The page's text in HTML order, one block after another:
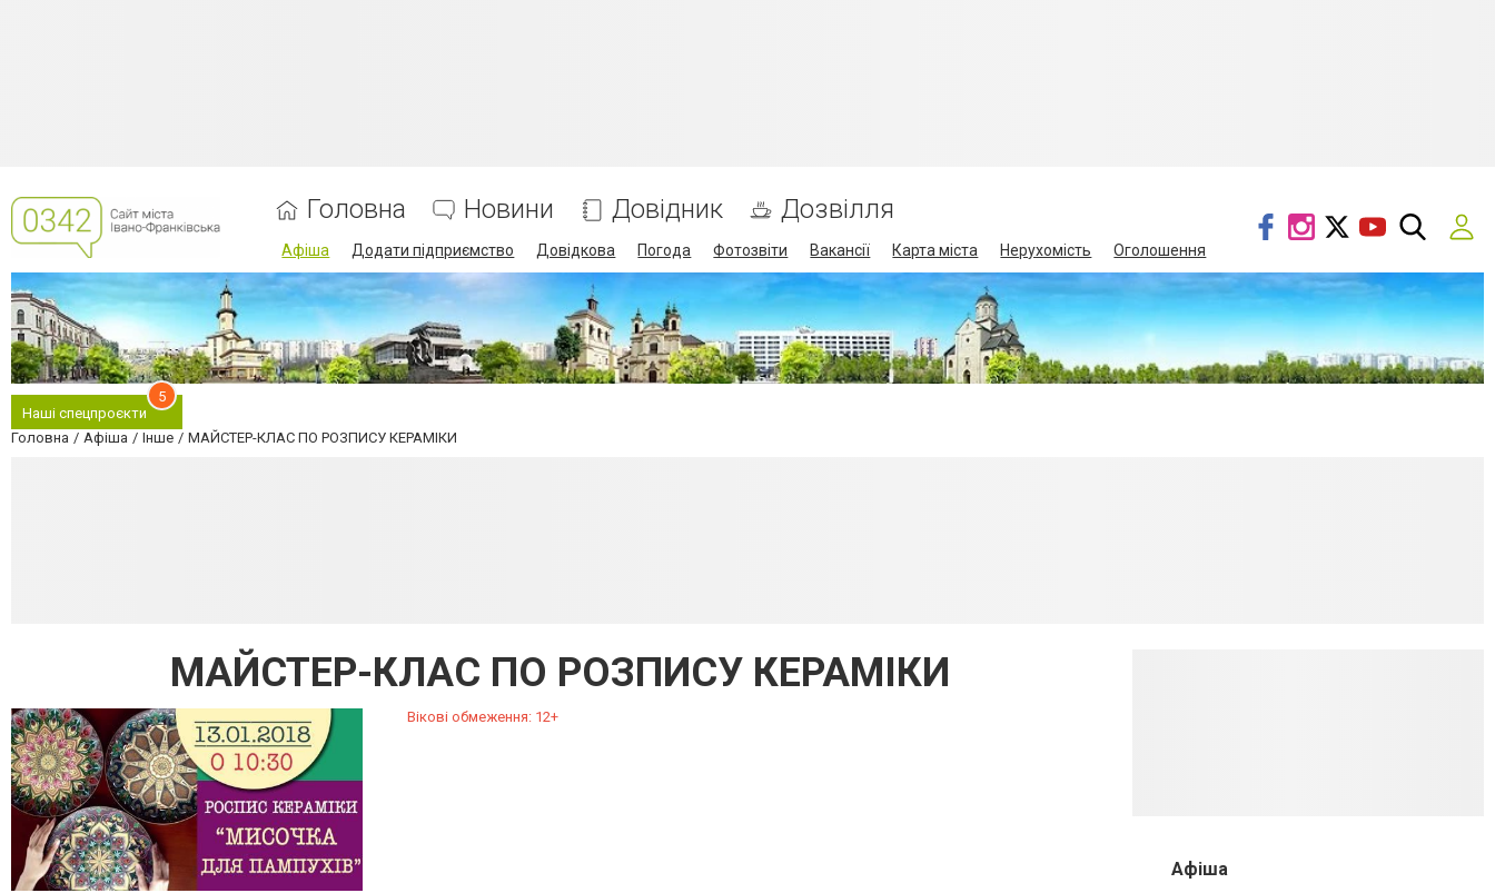
Головна Новини Довідник Дозвілля
Афіша Додати підприємство Довідкова Погода Фотозвіти Вакансії Карта міста Нерухомість Оголошення
Наші спецпроєкти
5
Головна Афіша Інше МАЙСТЕР-КЛАС ПО РОЗПИСУ КЕРАМІКИ
МАЙСТЕР-КЛАС ПО РОЗПИСУ КЕРАМІКИ
Вікові обмеження: 12+
Афіша